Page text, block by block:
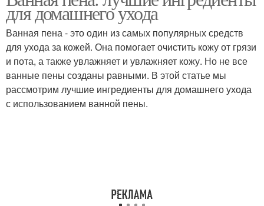
для домашнего ухода
Ванная пена - это один из самых популярных средств
для ухода за кожей. Она помогает очистить кожу от грязи
и пота, а также увлажняет и увлажняет кожу. Но не все
ванные пены созданы равными. В этой статье мы
рассмотрим лучшие ингредиенты для домашнего ухода
с использованием ванной пены.